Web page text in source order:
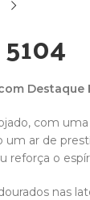
Destaque
com
ar de
reforça o
nas